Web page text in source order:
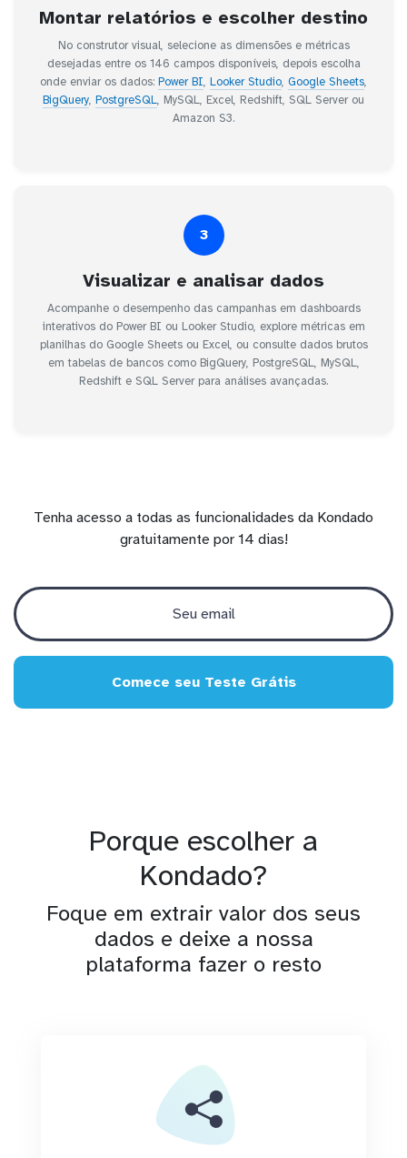
Montar relatórios e escolher destino
No construtor visual, selecione as dimensões e métricas
desejadas entre os 146 campos disponíveis, depois escolha
onde enviar os dados: Power BI, Looker Studio, Google Sheets,
BigQuery, PostgreSQL, MySQL, Excel, Redshift, SQL Server ou
Amazon S3.
3
Visualizar e analisar dados
Acompanhe o desempenho das campanhas em dashboards
interativos do Power BI ou Looker Studio, explore métricas em
planilhas do Google Sheets ou Excel, ou consulte dados brutos
em tabelas de bancos como BigQuery, PostgreSQL, MySQL,
Redshift e SQL Server para análises avançadas.
Tenha acesso a todas as funcionalidades da Kondado
gratuitamente por 14 dias!
Comece seu Teste Grátis
Porque escolher a
Kondado?
Foque em extrair valor dos seus
dados e deixe a nossa
plataforma fazer o resto